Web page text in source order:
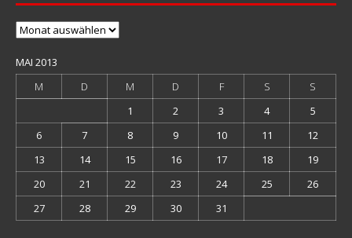
Archiv
MAI 2013
M
D M D F S
S
1
2 3 4
5
6
7 8 9 10 11
12
13
14 15 16 17 18
19
20
21 22 23 24 25
26
27
28 29 30 31